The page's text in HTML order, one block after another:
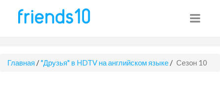
Главная /"Друзья" в HDTV на английском языке / Сезон 10